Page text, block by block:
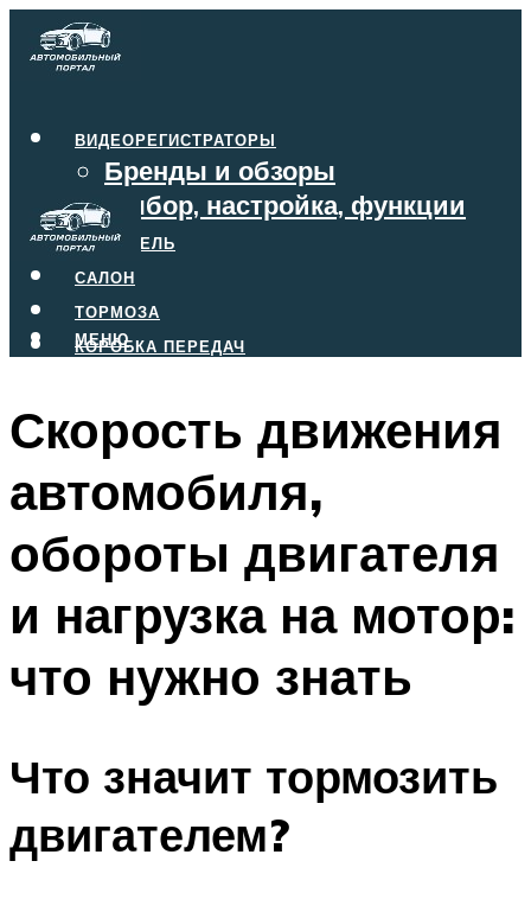
ВИДЕОРЕГИСТРАТОРЫ
Бренды и обзоры
Выбор, настройка, функции
ДВИГАТЕЛЬ
САЛОН
ТОРМОЗА
КОРОБКА ПЕРЕДАЧ
МЕНЮ
МЕНЮ
Скорость движения
автомобиля,
обороты двигателя
и нагрузка на мотор:
что нужно знать
Что значит тормозить
двигателем?